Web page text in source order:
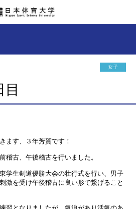
女子
ます、３年芳賀です！
稽古、午後稽古を行いました。
学生剣道優勝大会の壮行式を行い、男子
激を受け午後稽古に良い形で繋げること